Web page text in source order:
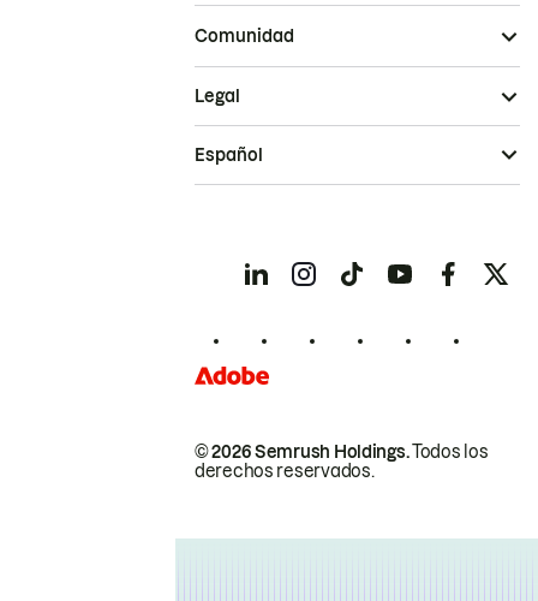
Comunidad
© 2026 Semrush Holdings.Todos los
derechos reservados.
Legal
Español